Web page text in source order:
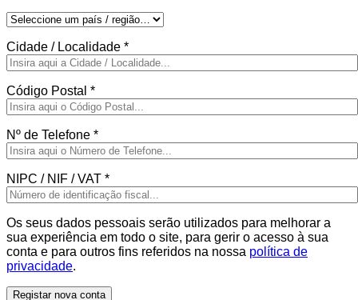
Cidade / Localidade *
Código Postal *
Nº de Telefone *
NIPC / NIF / VAT *
Os seus dados pessoais serão utilizados para melhorar a
sua experiência em todo o site, para gerir o acesso à sua
conta e para outros fins referidos na nossa política de
privacidade.
Registar nova conta